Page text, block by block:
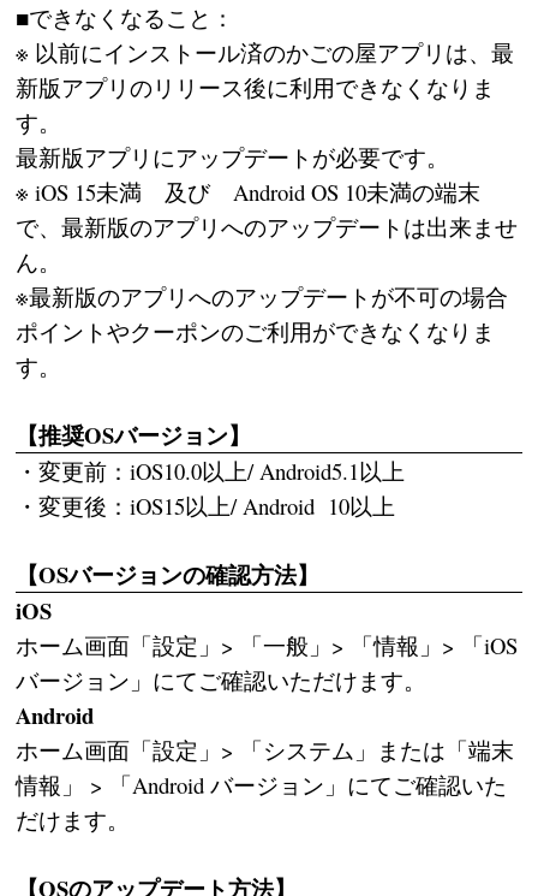
■できなくなること：
※ 以前にインストール済のかごの屋アプリは、最
新版アプリのリリース後に利用できなくなりま
す。
最新版アプリにアップデートが必要です。
※ iOS 15未満 及び Android OS 10未満の端末
で、最新版のアプリへのアップデートは出来ませ
ん。
※最新版のアプリへのアップデートが不可の場合
ポイントやクーポンのご利用ができなくなりま
す。
【推奨OSバージョン】
・変更前：iOS10.0以上/ Android5.1以上
・変更後：iOS15以上/ Android 10以上
【OSバージョンの確認方法】
iOS
ホーム画面「設定」> 「一般」> 「情報」> 「iOS
バージョン」にてご確認いただけます。
Android
ホーム画面「設定」> 「システム」または「端末
情報」 > 「Android バージョン」にてご確認いた
だけます。
【OSのアップデート方法】